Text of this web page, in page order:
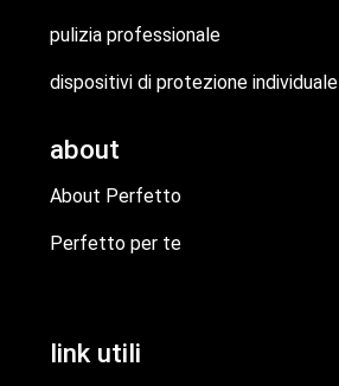
pulizia professionale
dispositivi di protezione individuale
about
About Perfetto
Perfetto per te
link utili